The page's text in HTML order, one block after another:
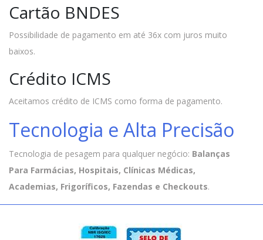
Cartão BNDES
Possibilidade de pagamento em até 36x com juros muito
baixos.
Crédito ICMS
Aceitamos crédito de ICMS como forma de pagamento.
Tecnologia e Alta Precisão
Tecnologia de pesagem para qualquer negócio: Balanças
Para Farmácias, Hospitais, Clínicas Médicas,
Academias, Frigoríficos, Fazendas e Checkouts.